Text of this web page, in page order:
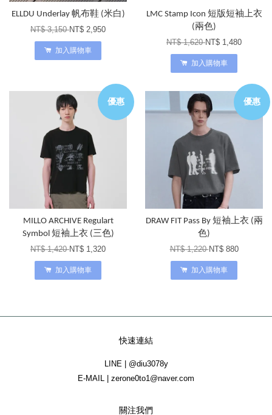
ELLDU Underlay 帆布鞋 (米白)
NT$ 3,150NT$ 2,950
加入購物車
LMC Stamp Icon 短版短袖上衣
(兩色)
NT$ 1,620NT$ 1,480
加入購物車
優惠
MILLO ARCHIVE Regulart
Symbol 短袖上衣 (三色)
NT$ 1,420NT$ 1,320
加入購物車
優惠
DRAW FIT Pass By 短袖上衣 (兩
色)
NT$ 1,220NT$ 880
加入購物車
快速連結
LINE | @diu3078y
E-MAIL | zerone0to1@naver.com
關注我們